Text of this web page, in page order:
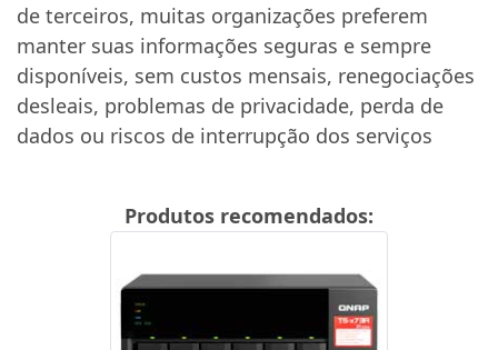
de terceiros, muitas organizações preferem
manter suas informações seguras e sempre
disponíveis, sem custos mensais, renegociações
desleais, problemas de privacidade, perda de
dados ou riscos de interrupção dos serviços
Produtos recomendados: